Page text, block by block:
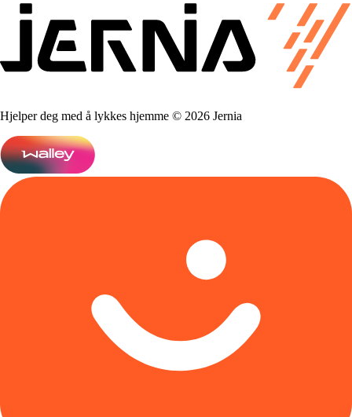
Hjelper deg med å lykkes hjemme © 2026 Jernia